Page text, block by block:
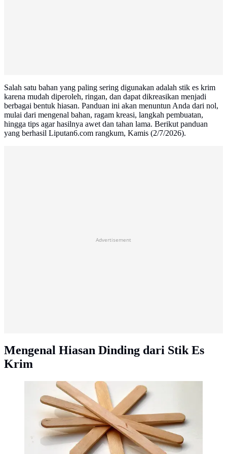
Salah satu bahan yang paling sering digunakan adalah stik es krim
karena mudah diperoleh, ringan, dan dapat dikreasikan menjadi
berbagai bentuk hiasan. Panduan ini akan menuntun Anda dari nol,
mulai dari mengenal bahan, ragam kreasi, langkah pembuatan,
hingga tips agar hasilnya awet dan tahan lama. Berikut panduan
yang berhasil Liputan6.com rangkum, Kamis (2/7/2026).
Advertisement
Mengenal Hiasan Dinding dari Stik Es
Krim
Ilustrasi stik es krim. (Liputan6.com/Wikimedia
Commons/flickr)